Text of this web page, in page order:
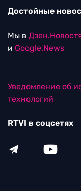
Достойные
Мы в
и Google.News
Уведомление об
технологий
RTVI в соцсетях